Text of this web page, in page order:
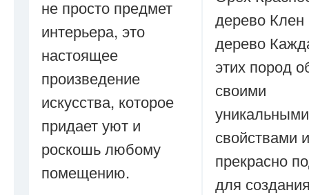
не просто предмет
интерьера, это
настоящее
произведение
искусства, которое
придает уют и
роскошь любому
помещению.
дерево
дерево
этих пород
своими
уникальными
свойствами и
прекрасно
для